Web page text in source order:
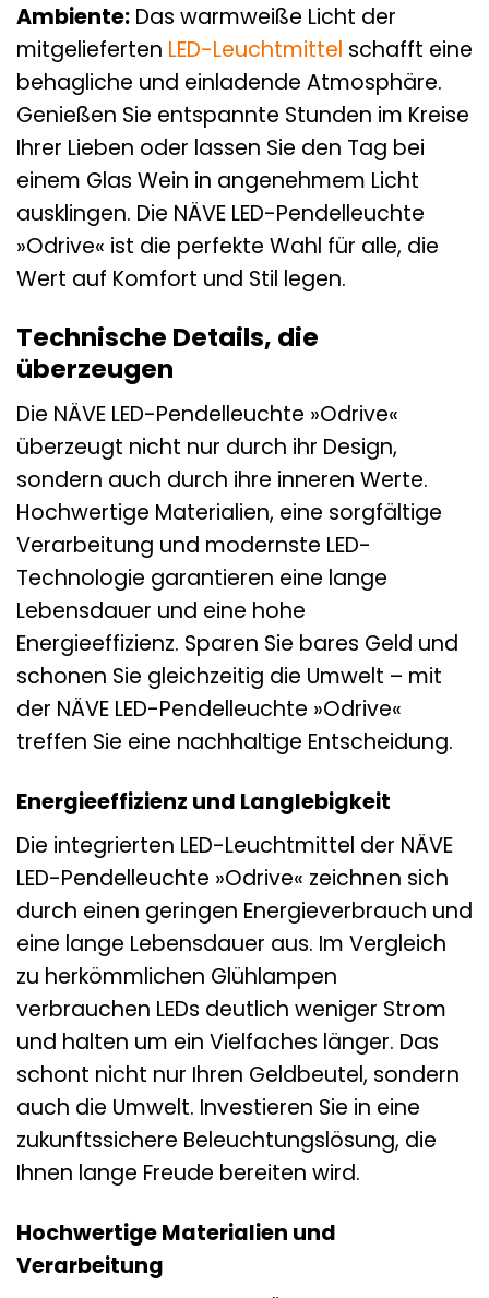
Ambiente: Das warmweiße Licht der
mitgelieferten LED-Leuchtmittel schafft eine
behagliche und einladende Atmosphäre.
Genießen Sie entspannte Stunden im Kreise
Ihrer Lieben oder lassen Sie den Tag bei
einem Glas Wein in angenehmem Licht
ausklingen. Die NÄVE LED-Pendelleuchte
»Odrive« ist die perfekte Wahl für alle, die
Wert auf Komfort und Stil legen.
Technische Details, die
überzeugen
Die NÄVE LED-Pendelleuchte »Odrive«
überzeugt nicht nur durch ihr Design,
sondern auch durch ihre inneren Werte.
Hochwertige Materialien, eine sorgfältige
Verarbeitung und modernste LED-
Technologie garantieren eine lange
Lebensdauer und eine hohe
Energieeffizienz. Sparen Sie bares Geld und
schonen Sie gleichzeitig die Umwelt – mit
der NÄVE LED-Pendelleuchte »Odrive«
treffen Sie eine nachhaltige Entscheidung.
Energieeffizienz und Langlebigkeit
Die integrierten LED-Leuchtmittel der NÄVE
LED-Pendelleuchte »Odrive« zeichnen sich
durch einen geringen Energieverbrauch und
eine lange Lebensdauer aus. Im Vergleich
zu herkömmlichen Glühlampen
verbrauchen LEDs deutlich weniger Strom
und halten um ein Vielfaches länger. Das
schont nicht nur Ihren Geldbeutel, sondern
auch die Umwelt. Investieren Sie in eine
zukunftssichere Beleuchtungslösung, die
Ihnen lange Freude bereiten wird.
Hochwertige Materialien und
Verarbeitung